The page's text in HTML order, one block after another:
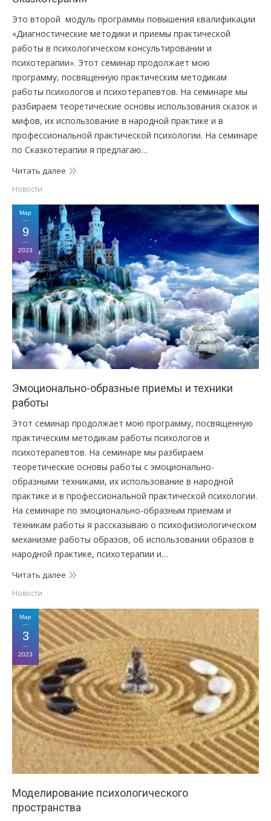
Это второй модуль программы повышения квалификации
«Диагностические методики и приемы практической
работы в психологическом консультировании и
психотерапии». Этот семинар продолжает мою
программу, посвященную практическим методикам
работы психологов и психотерапевтов. На семинаре мы
разбираем теоретические основы использования сказок и
мифов, их использование в народной практике и в
профессиональной практической психологии. На семинаре
по Сказкотерапии я предлагаю…
Читать далее
Новости
Мар
9
2023
Эмоционально-образные приемы и техники
работы
Этот семинар продолжает мою программу, посвященную
практическим методикам работы психологов и
психотерапевтов. На семинаре мы разбираем
теоретические основы работы с эмоционально-
образными техниками, их использование в народной
практике и в профессиональной практической психологии.
На семинаре по эмоционально-образным приемам и
техникам работы я рассказываю о психофизиологическом
механизме работы образов, об использовании образов в
народной практике, психотерапии и…
Читать далее
Новости
Мар
3
2023
Моделирование психологического
пространства